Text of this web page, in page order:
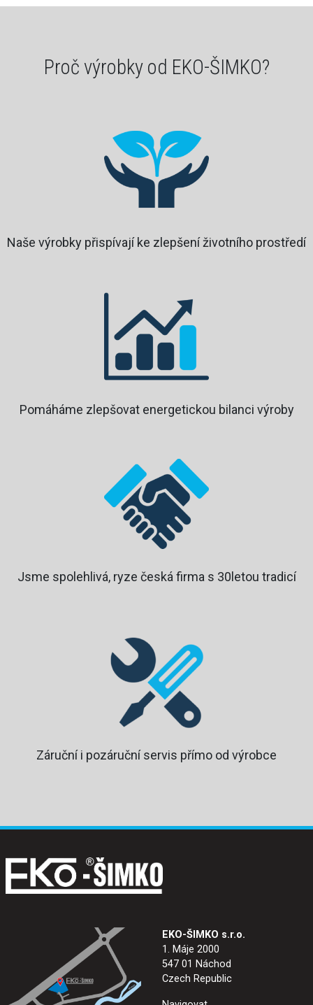
Proč výrobky od EKO-ŠIMKO?
Naše výrobky přispívají ke zlepšení životního prostředí
Pomáháme zlepšovat energetickou bilanci výroby
Jsme spolehlivá, ryze česká firma s 30letou tradicí
Záruční i pozáruční servis přímo od výrobce
EKO-ŠIMKO s.r.o.
1. Máje 2000
547 01 Náchod
Czech Republic